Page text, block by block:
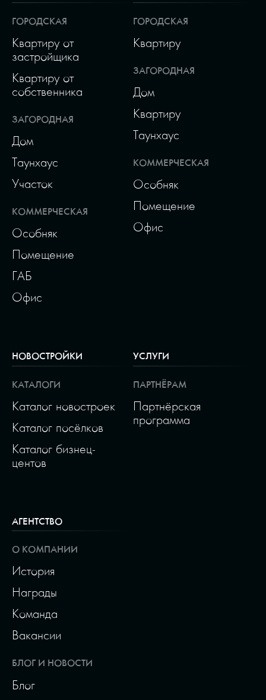
ГОРОДСКАЯ
Квартиру от
застройщика
Квартиру от
собственника
ЗАГОРОДНАЯ
Дом
Таунхаус
Участок
КОММЕРЧЕСКАЯ
Особняк
Помещение
ГАБ
Офис
ГОРОДСКАЯ
Квартиру
ЗАГОРОДНАЯ
Дом
Квартиру
Таунхаус
КОММЕРЧЕСКАЯ
Особняк
Помещение
Офис
НОВОСТРОЙКИ
КАТАЛОГИ
Каталог новостроек
Каталог посёлков
Каталог бизнец-
центов
УСЛУГИ
ПАРТНЁРАМ
Партнёрская
программа
АГЕНТСТВО
О КОМПАНИИ
История
Награды
Команда
Вакансии
БЛОГ И НОВОСТИ
Блог